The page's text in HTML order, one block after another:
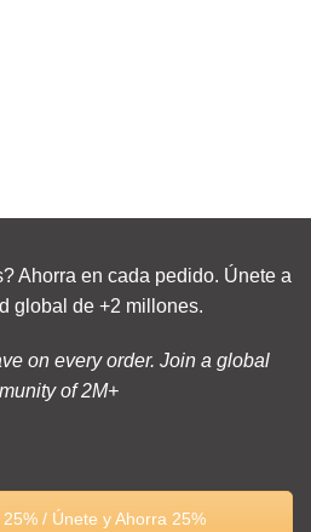
Ahorra en cada pedido. Únete a
global de +2 millones.
on every order. Join a global
of 2M+
/ Únete y Ahorra 25%